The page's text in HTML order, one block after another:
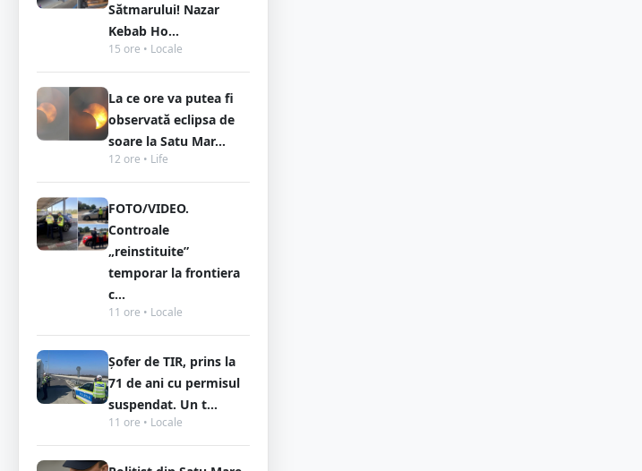
Sătmarului! Nazar
Kebab Ho...
15 ore • Locale
La ce ore va putea fi
observată eclipsa de
soare la Satu Mar...
12 ore • Life
FOTO/VIDEO.
Controale
„reinstituite”
temporar la frontiera
c...
11 ore • Locale
Șofer de TIR, prins la
71 de ani cu permisul
suspendat. Un t...
11 ore • Locale